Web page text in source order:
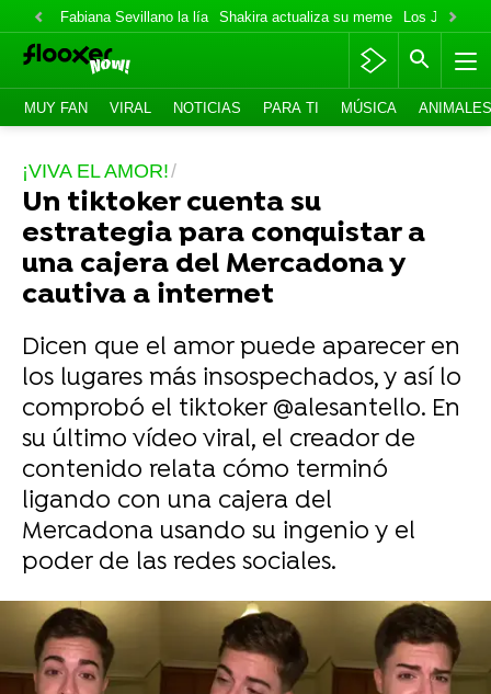
Fabiana Sevillano la lía Shakira actualiza su meme Los Jonas
MUY FAN VIRAL NOTICIAS PARA TI MÚSICA ANIMALES
¡VIVA EL AMOR!
Un tiktoker cuenta su
estrategia para conquistar a
una cajera del Mercadona y
cautiva a internet
Dicen que el amor puede aparecer en
los lugares más insospechados, y así lo
comprobó el tiktoker @alesantello. En
su último vídeo viral, el creador de
contenido relata cómo terminó
ligando con una cajera del
Mercadona usando su ingenio y el
poder de las redes sociales.